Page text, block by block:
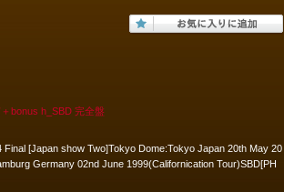
bonus h_SBD 完全盤
[Japan show Two]Tokyo Dome:Tokyo Japan 20th May 20
Germany 02nd June 1999(Californication Tour)SBD[PH